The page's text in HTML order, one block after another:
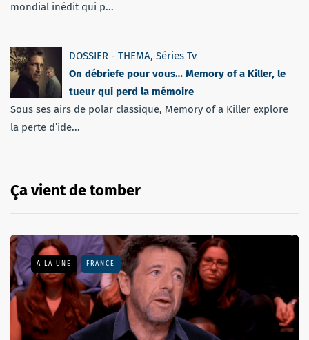
mondial inédit qui p...
DOSSIER - THEMA, Séries Tv
On débriefe pour vous… Memory of a Killer, le
tueur qui perd la mémoire
Sous ses airs de polar classique, Memory of a Killer explore
la perte d’ide...
Ça vient de tomber
A LA UNE FRANCE